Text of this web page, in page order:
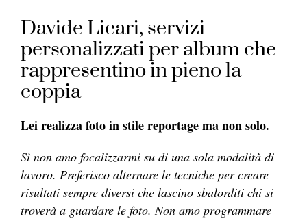
Davide Licari, servizi
personalizzati per album che
rappresentino in pieno la
coppia
Lei realizza foto in stile reportage ma non solo.
Sì non amo focalizzarmi su di una sola modalità di
lavoro. Preferisco alternare le tecniche per creare
risultati sempre diversi che lascino sbalorditi chi si
troverà a guardare le foto. Non amo programmare